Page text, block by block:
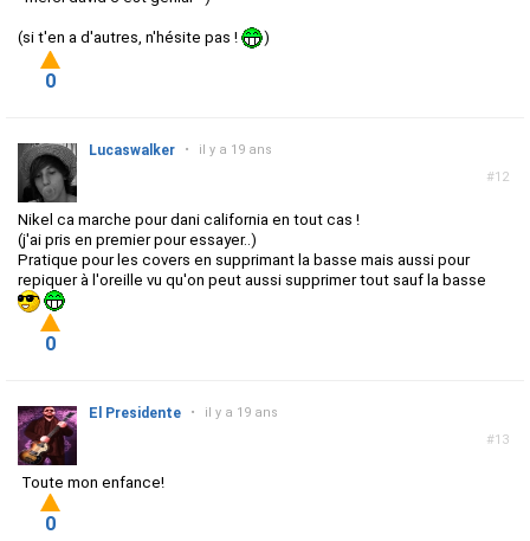
(si t'en a d'autres, n'hésite pas ! )
0
#12
Lucaswalker • il y a 19 ans
Nikel ca marche pour dani california en tout cas !
(j'ai pris en premier pour essayer..)
Pratique pour les covers en supprimant la basse mais aussi pour
repiquer à l'oreille vu qu'on peut aussi supprimer tout sauf la basse
0
#13
El Presidente • il y a 19 ans
Toute mon enfance!
0